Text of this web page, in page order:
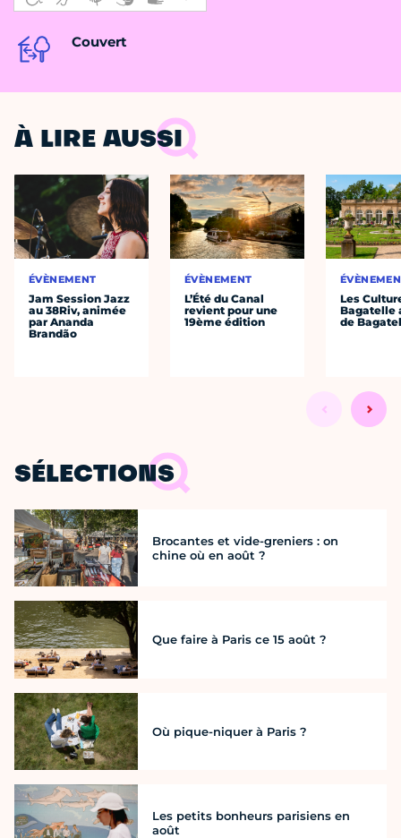
Couvert
À LIRE AUSSI
ÉVÈNEMENT
Jam Session Jazz
au 38Riv, animée
par Ananda
Brandão
ÉVÈNEMENT
L’Été du Canal
revient pour une
19ème édition
Les
Bagatelle
de
SÉLECTIONS
Brocantes et vide-greniers : on
chine où en août ?
Que faire à Paris ce 15 août ?
Où pique-niquer à Paris ?
Les petits bonheurs parisiens en
août